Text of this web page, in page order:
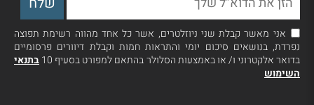
אני מאשר קבלת שני ניוזלטרים, אשר כל אחד מהווה רשימת תפוצה
נפרדת, בנושאים סיכום יומי והתראות חמות וקבלת דיוורים פרסומיים
בדואר אלקטרוני ו/ או באמצעות הסלולר בהתאם למפורט בסעיף 10
בתנאי
השימוש